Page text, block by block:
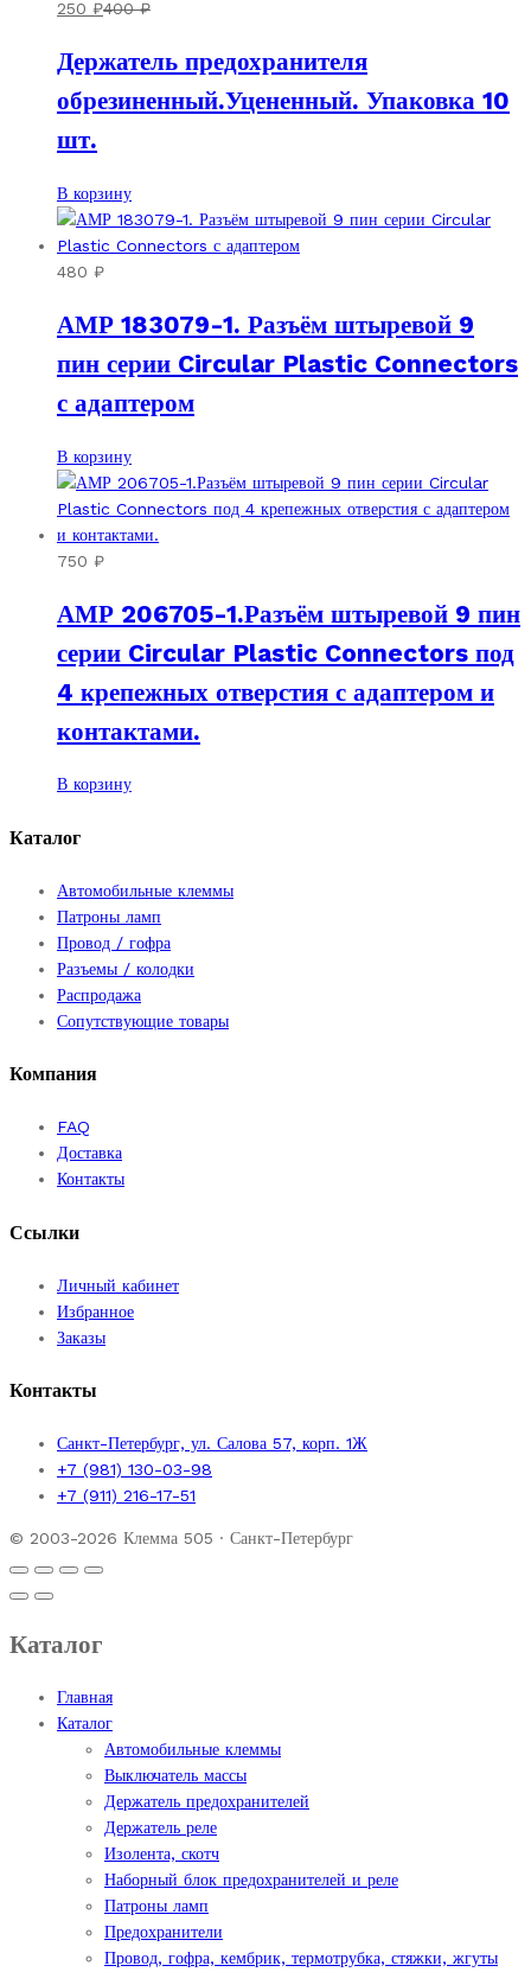
250 ₽400₽
Держатель предохранителя
обрезиненный.Уцененный. Упаковка 10
шт.
В корзину
480 ₽
АМР 183079-1. Разъём штыревой 9
пин серии Circular Plastic Connectors
с адаптером
В корзину
750 ₽
АМР 206705-1.Разъём штыревой 9 пин
серии Circular Plastic Connectors под
4 крепежных отверстия с адаптером и
контактами.
В корзину
Каталог
Автомобильные клеммы
Патроны ламп
Провод / гофра
Разъемы / колодки
Распродажа
Сопутствующие товары
Компания
FAQ
Доставка
Контакты
Ссылки
Личный кабинет
Избранное
Заказы
Контакты
Санкт-Петербург, ул. Салова 57, корп. 1Ж
+7 (981) 130-03-98
+7 (911) 216-17-51
© 2003-2026 Клемма 505 · Санкт-Петербург
Каталог
Главная
Каталог
Автомобильные клеммы
Выключатель массы
Держатель предохранителей
Держатель реле
Изолента, скотч
Наборный блок предохранителей и реле
Патроны ламп
Предохранители
Провод, гофра, кембрик, термотрубка, стяжки, жгуты